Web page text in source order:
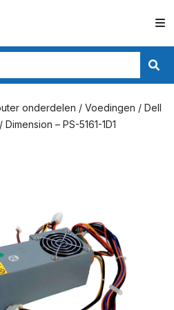
onderdelen / Voedingen / Dell
– PS-5161-1D1